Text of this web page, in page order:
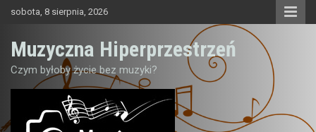
sobota, 8 sierpnia, 2026
Muzyczna Hiperprzestrzeń
Czym byłoby życie bez muzyki?